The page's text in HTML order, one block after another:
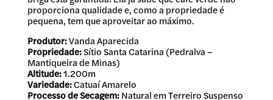
proporciona qualidade e, como a propriedade é
pequena, tem que aproveitar ao máximo.
Produtor:Vanda Aparecida
Propriedade:Sítio Santa Catarina (Pedralva –
Mantiqueira de Minas)
Altitude:1.200m
Variedade:Catuaí Amarelo
Processo de Secagem:Natural em Terreiro Suspenso